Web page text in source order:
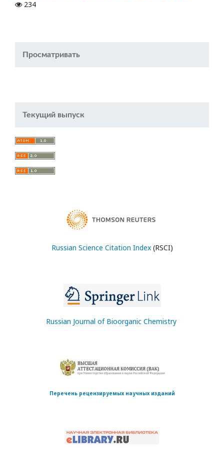
234
Просматривать
Текущий выпуск
Russian Science Citation Index(RSCI)
Russian Journal of Bioorganic Chemistry
Перечень рецензируемых научных изданий